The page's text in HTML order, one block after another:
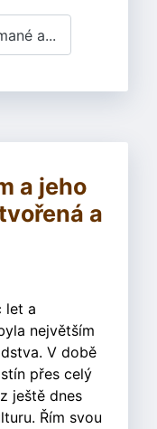
a...
a jeho
a
let a
největším
V době
přes celý
ještě dnes
Řím svou